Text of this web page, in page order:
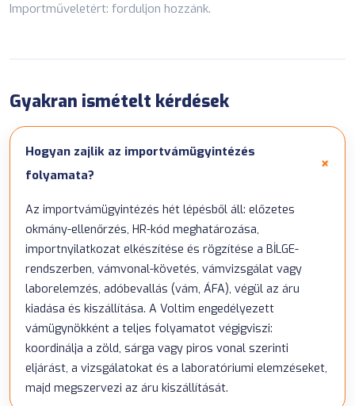
Importműveletért: forduljon hozzánk.
Gyakran ismételt kérdések
Hogyan zajlik az importvámügyintézés
folyamata?
Az importvámügyintézés hét lépésből áll: előzetes
okmány-ellenőrzés, HR-kód meghatározása,
importnyilatkozat elkészítése és rögzítése a BİLGE-
rendszerben, vámvonal-követés, vámvizsgálat vagy
laborelemzés, adóbevallás (vám, ÁFA), végül az áru
kiadása és kiszállítása. A Voltim engedélyezett
vámügynökként a teljes folyamatot végigviszi:
koordinálja a zöld, sárga vagy piros vonal szerinti
eljárást, a vizsgálatokat és a laboratóriumi elemzéseket,
majd megszervezi az áru kiszállítását.